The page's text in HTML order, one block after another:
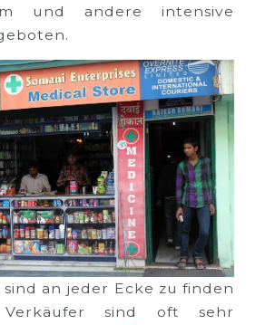
und andere intensive
an jeder Ecke zu finden
sind oft sehr